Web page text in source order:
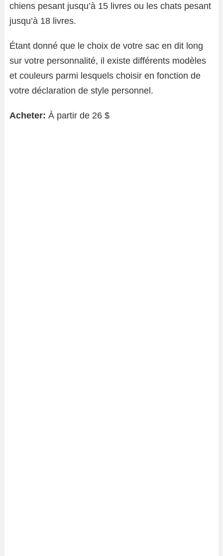
chiens pesant jusqu’à 15 livres ou les chats pesant
jusqu’à 18 livres.
Étant donné que le choix de votre sac en dit long
sur votre personnalité, il existe différents modèles
et couleurs parmi lesquels choisir en fonction de
votre déclaration de style personnel.
Acheter: À partir de 26 $